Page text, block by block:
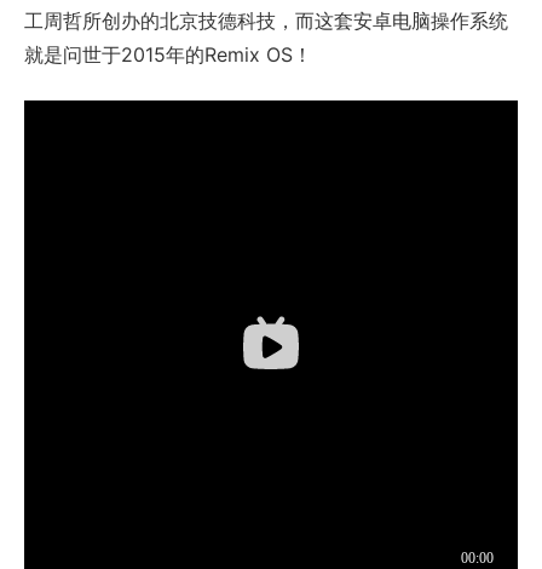
工周哲所创办的北京技德科技，而这套安卓电脑操作系统
就是问世于2015年的Remix OS！